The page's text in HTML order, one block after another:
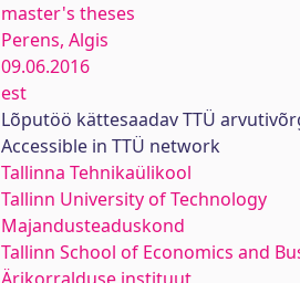
master's theses
Perens, Algis
09.06.2016
est
Lõputöö kättesaadav TTÜ
Accessible in TTÜ network
Tallinna Tehnikaülikool
Tallinn University of Technology
Majandusteaduskond
Tallinn School of Economics and